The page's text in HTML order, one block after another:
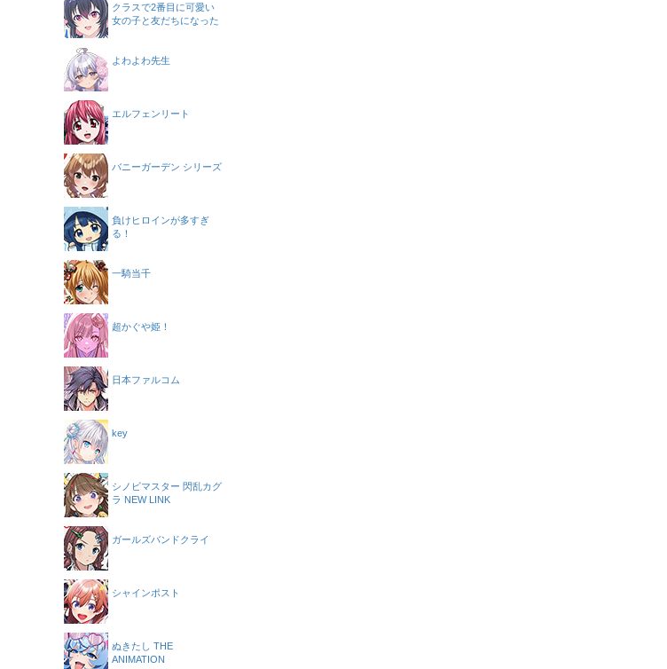
クラスで2番目に可愛い
女の子と友だちになった
よわよわ先生
エルフェンリート
バニーガーデン シリーズ
負けヒロインが多すぎ
る！
一騎当千
超かぐや姫！
日本ファルコム
key
シノビマスター 閃乱カグ
ラ NEW LINK
ガールズバンドクライ
シャインポスト
ぬきたし THE
ANIMATION